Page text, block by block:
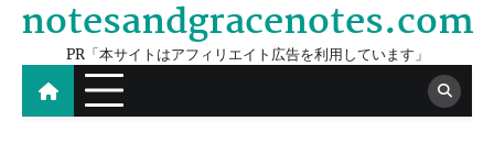
Skip
content
notesandgracenotes.com
PR「本サイトはアフィリエイト広告を利用しています」